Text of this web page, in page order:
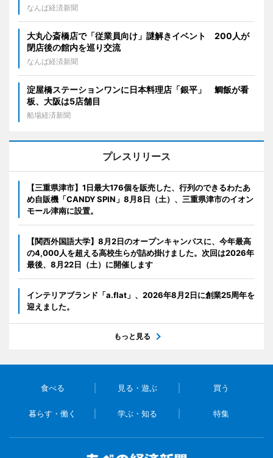
なんば経済新聞
大丸心斎橋店で「従業員向け」謎解きイベント 200人が
閉店後の館内を巡り交流
なんば経済新聞
淀屋橋ステーションワンに日本料理店「銀平」 鯛飯が看
板、大阪は5店舗目
船場経済新聞
プレスリリース
【三重県津市】1日最大176個を販売した、行列のできるわたあ
め自販機「CANDY SPIN」8月8日（土）、三重県津市のイオン
モール津南に設置。
【関西外国語大学】8月2日のオープンキャンパスに、今年最高
の4,000人を超える高校生らが詰め掛けました。次回は2026年
最後、8月22日（土）に開催します
インテリアブランド「a.flat」、2026年8月2日に創業25周年を
迎えました。
もっと見る
食べる 見る・遊ぶ 買う
暮らす・働く 学ぶ・知る 特集